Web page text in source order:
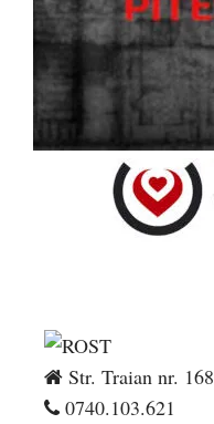
Str. Traian nr.
0740.103.621